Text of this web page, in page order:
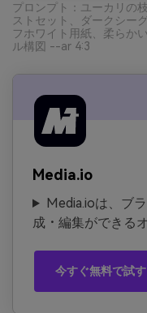
プロンプト：ユーカリの
ストセット、ダークシー
フホワイト用紙、柔らか
ル構図 --ar 4:3
Media.io
Media.ioは、ブ
成・編集ができる
今すぐ無料で試す